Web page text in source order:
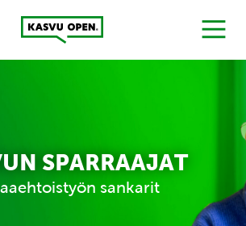
Kasvu Open
MENU
SPARRAAJAT
sankarit